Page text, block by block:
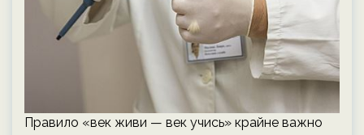
Правило «век живи — век учись» крайне важно